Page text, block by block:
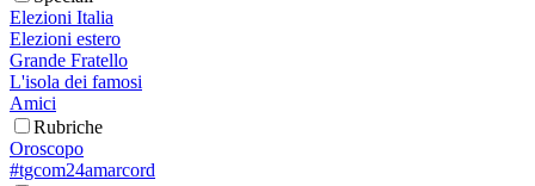
Elezioni Italia
Elezioni estero
Grande Fratello
L'isola dei famosi
Amici
Rubriche
Oroscopo
#tgcom24amarcord